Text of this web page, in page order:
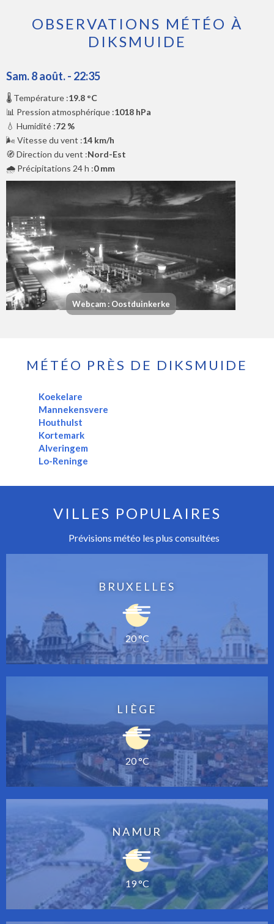
OBSERVATIONS MÉTÉO À
DIKSMUIDE
Sam. 8 août. - 22:35
🌡️ Température :19.8 °C
📊 Pression atmosphérique :1018 hPa
💧 Humidité :72 %
🌬️ Vitesse du vent :14 km/h
🧭 Direction du vent :Nord-Est
🌧️ Précipitations 24 h :0 mm
Webcam : Oostduinkerke
MÉTÉO PRÈS DE DIKSMUIDE
Koekelare
Mannekensvere
Houthulst
Kortemark
Alveringem
Lo-Reninge
VILLES POPULAIRES
Prévisions météo les plus consultées
BRUXELLES
20 °C
LIÈGE
20 °C
NAMUR
19 °C